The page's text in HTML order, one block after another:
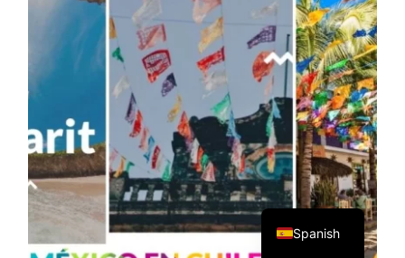
Spanish
English